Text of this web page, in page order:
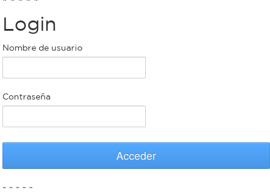
Bromatología
Rentas
Municipal
bondi
Personal
municipal
Login
Nombre de usuario
Contraseña
Acceder
~ ~ ~ ~ ~